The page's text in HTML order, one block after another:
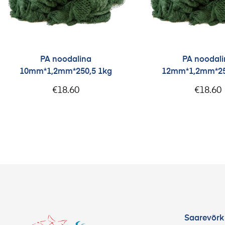
PA noodalina
10mm*1,2mm*250,5 1kg
€18.60
PA
€18.60
Saarevõrk